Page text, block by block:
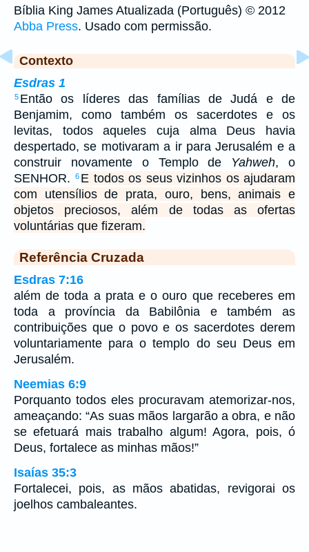
Bíblia King James Atualizada (Português) © 2012
Abba Press. Usado com permissão.
Contexto
Esdras 1
5 Então os líderes das famílias de Judá e de
Benjamim, como também os sacerdotes e os
levitas, todos aqueles cuja alma Deus havia
despertado, se motivaram a ir para Jerusalém e a
construir novamente o Templo de Yahweh, o
SENHOR.
6 E todos os seus vizinhos os ajudaram
com utensílios de prata, ouro, bens, animais e
objetos preciosos, além de todas as ofertas
voluntárias que fizeram.
Referência Cruzada
Esdras 7:16
além de toda a prata e o ouro que receberes em
toda a província da Babilônia e também as
contribuições que o povo e os sacerdotes derem
voluntariamente para o templo do seu Deus em
Jerusalém.
Neemias 6:9
Porquanto todos eles procuravam atemorizar-nos,
ameaçando: “As suas mãos largarão a obra, e não
se efetuará mais trabalho algum! Agora, pois, ó
Deus, fortalece as minhas mãos!”
Isaías 35:3
Fortalecei, pois, as mãos abatidas, revigorai os
joelhos cambaleantes.